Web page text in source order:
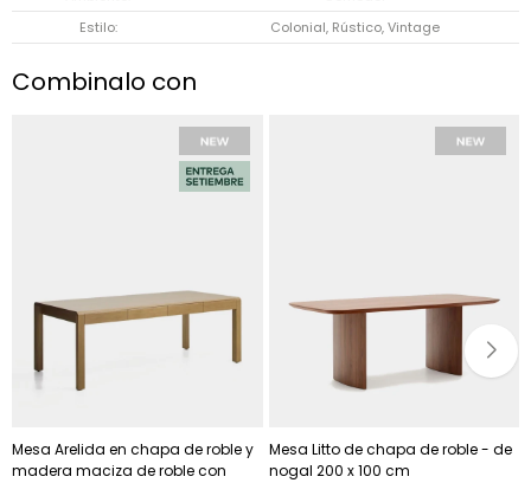
Estilo
Colonial, Rústico, Vintage
Combinalo con
Mesa Arelida en chapa de roble y
madera maciza de roble con
Mesa Litto de chapa de roble - de
nogal 200 x 100 cm